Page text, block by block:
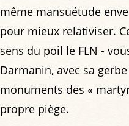
même mansuétude
pour mieux relativiser.
sens du poil le FLN -
Darmanin, avec sa
monuments des «
propre piège.